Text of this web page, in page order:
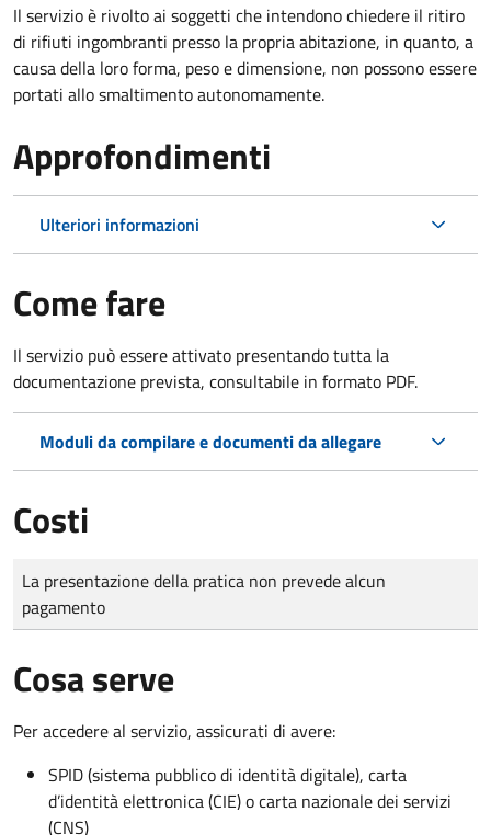
Il servizio è rivolto ai soggetti che intendono chiedere il ritiro
di rifiuti ingombranti presso la propria abitazione, in quanto, a
causa della loro forma, peso e dimensione, non possono essere
portati allo smaltimento autonomamente.
Approfondimenti
Ulteriori informazioni
Come fare
Il servizio può essere attivato presentando tutta la
documentazione prevista, consultabile in formato PDF.
Moduli da compilare e documenti da allegare
Costi
Tipo di pagamento
Importo
La presentazione della pratica non prevede alcun
pagamento
Cosa serve
Per accedere al servizio, assicurati di avere:
SPID (sistema pubblico di identità digitale), carta
d’identità elettronica (CIE) o carta nazionale dei servizi
(CNS)